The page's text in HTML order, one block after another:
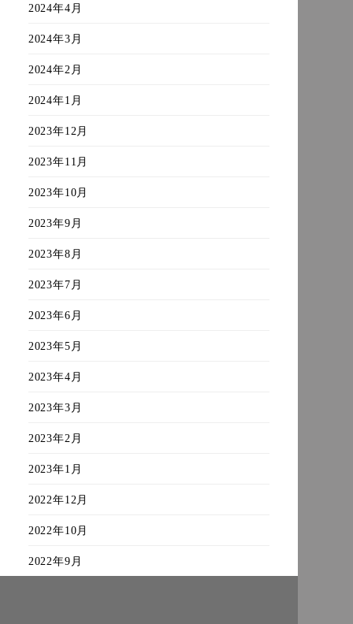
2024年4月
2024年3月
2024年2月
2024年1月
2023年12月
2023年11月
2023年10月
2023年9月
2023年8月
2023年7月
2023年6月
2023年5月
2023年4月
2023年3月
2023年2月
2023年1月
2022年12月
2022年10月
2022年9月